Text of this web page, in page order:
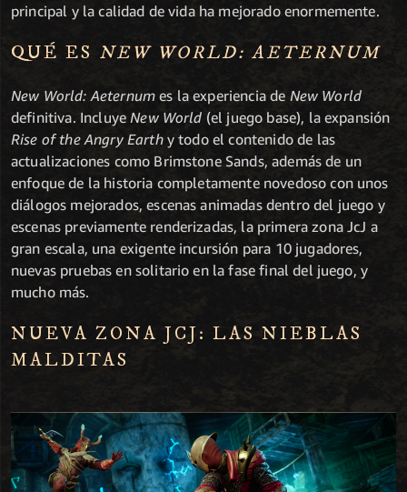
principal y la calidad de vida ha mejorado enormemente.
QUÉ ES NEW WORLD: AETERNUM
New World: Aeternum es la experiencia de New World
definitiva. IncluyeNew World (el juego base), la expansión
Rise of the Angry Earthy todo el contenido de las
actualizaciones como Brimstone Sands, además de un
enfoque de la historia completamente novedoso con unos
diálogos mejorados, escenas animadas dentro del juego y
escenas previamente renderizadas, la primera zona JcJ a
gran escala, una exigente incursión para 10 jugadores,
nuevas pruebas en solitario en la fase final del juego, y
mucho más.
NUEVA ZONA JCJ: LAS NIEBLAS
MALDITAS